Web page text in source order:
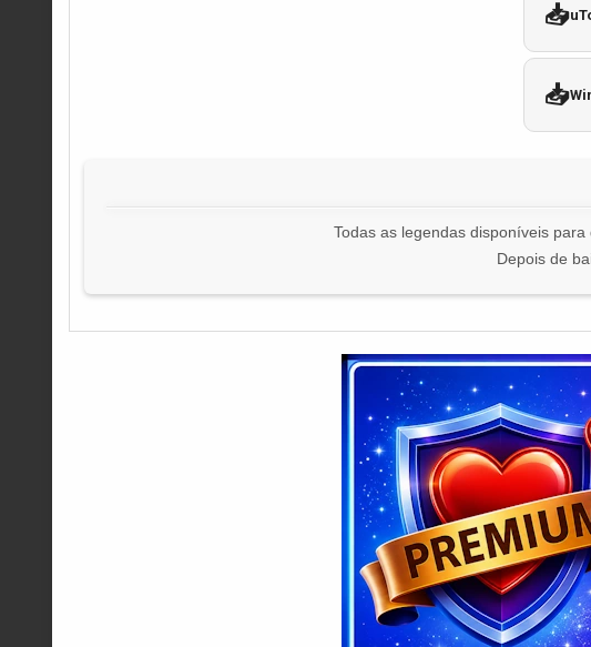
📥
📥
Todas as legendas disponíveis
Depois de